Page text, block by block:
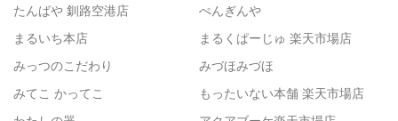
たんばや 釧路空港店
ぺんぎんや
まるいち本店
まるくぱーじゅ 楽天市場店
みっつのこだわり
みづほみづほ
みてこ かってこ
もったいない本舗 楽天市場店